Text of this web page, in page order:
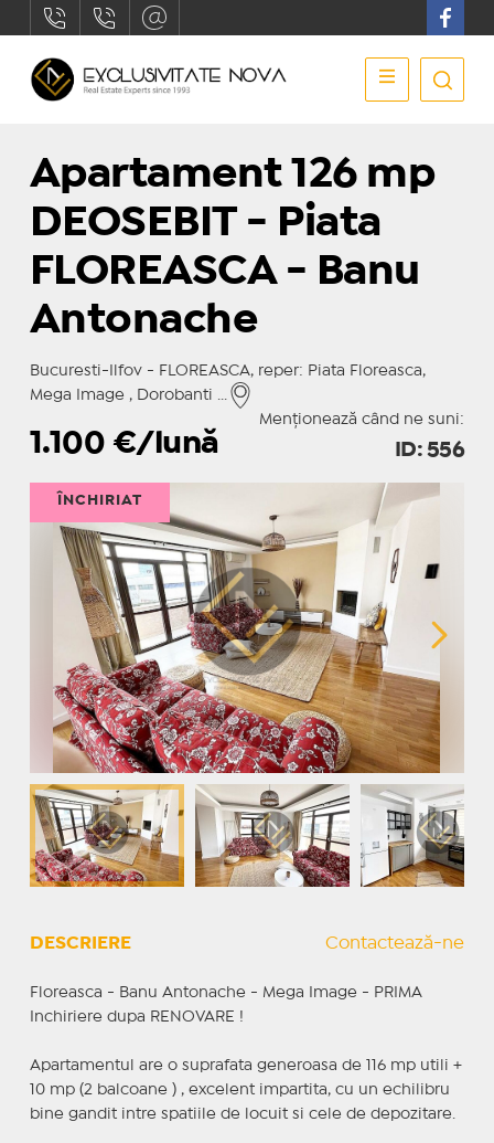
Apartament 126 mp
DEOSEBIT - Piata
FLOREASCA - Banu
Antonache
Bucuresti-Ilfov - FLOREASCA, reper: Piata Floreasca,
Mega Image , Dorobanti ...
Menționează când ne suni:
1.100 €/lună ID: 556
ÎNCHIRIAT
DESCRIERE Contactează-ne
Floreasca - Banu Antonache - Mega Image - PRIMA
Inchiriere dupa RENOVARE !
Apartamentul are o suprafata generoasa de 116 mp utili +
10 mp (2 balcoane ) , excelent impartita, cu un echilibru
bine gandit intre spatiile de locuit si cele de depozitare.